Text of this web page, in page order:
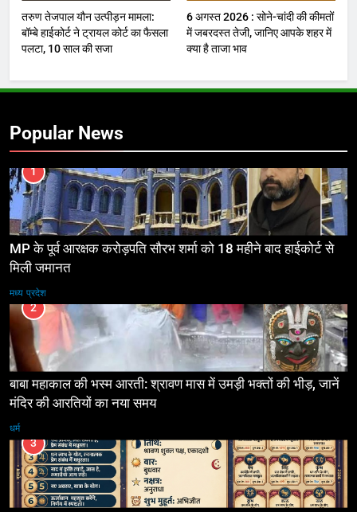
तरुण तेजपाल यौन उत्पीड़न मामला:
बॉम्बे हाईकोर्ट ने ट्रायल कोर्ट का फैसला
पलटा, 10 साल की सजा
6 अगस्त 2026 : सोने-चांदी की कीमतों
में जबरदस्त तेजी, जानिए आपके शहर में
क्या है ताजा भाव
Popular News
1
MP के पूर्व आरक्षक करोड़पति सौरभ शर्मा को 18 महीने बाद हाईकोर्ट से
मिली जमानत
मध्य प्रदेश
2
बाबा महाकाल की भस्म आरती: श्रावण मास में उमड़ी भक्तों की भीड़, जानें
मंदिर की आरतियों का नया समय
धर्म
3